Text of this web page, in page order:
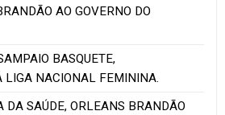
AO GOVERNO DO
BASQUETE,
LIGA NACIONAL FEMININA.
DA SAÚDE, ORLEANS BRANDÃO